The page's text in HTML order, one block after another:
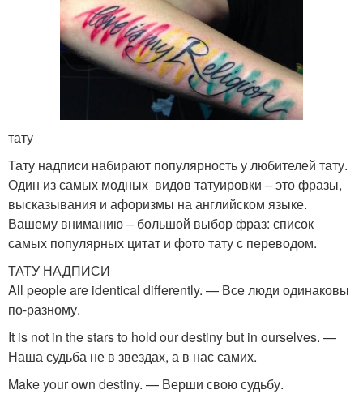
тату
Тату надписи набирают популярность у любителей тату.
Один из самых модных видов татуировки – это фразы,
высказывания и афоризмы на английском языке.
Вашему вниманию – большой выбор фраз: список
самых популярных цитат и фото тату с переводом.
ТАТУ НАДПИСИ
All people are identical differently. — Все люди одинаковы
по-разному.
It is not in the stars to hold our destiny but in ourselves. —
Наша судьба не в звездах, а в нас самих.
Make your own destiny. — Верши свою судьбу.